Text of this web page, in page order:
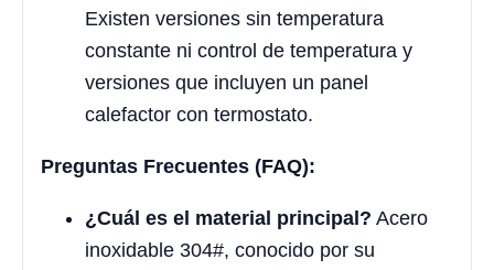
Existen versiones sin temperatura
constante ni control de temperatura y
versiones que incluyen un panel
calefactor con termostato.
Preguntas Frecuentes (FAQ):
¿Cuál es el material principal? Acero
inoxidable 304#, conocido por su